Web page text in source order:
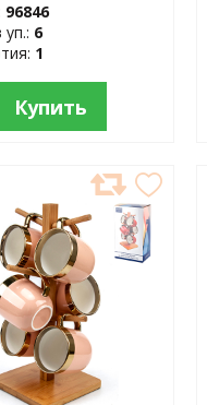
96846
6
1
Купить